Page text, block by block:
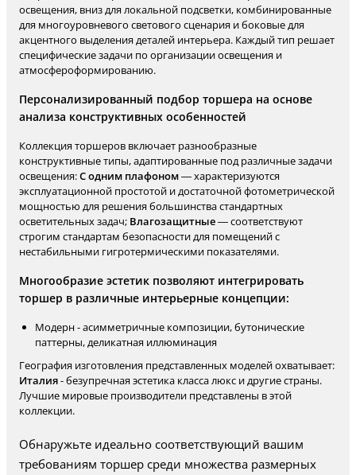
освещения, вниз для локальной подсветки, комбинированные
для многоуровневого светового сценария и боковые для
акцентного выделения деталей интерьера. Каждый тип решает
специфические задачи по организации освещения и
атмосфероформированию.
Персонализированный подбор торшера на основе
анализа конструктивных особенностей
Коллекция торшеров включает разнообразные
конструктивные типы, адаптированные под различные задачи
освещения:С одним плафоном— характеризуются
эксплуатационной простотой и достаточной фотометрической
мощностью для решения большинства стандартных
осветительных задач; Влагозащитные— соответствуют
строгим стандартам безопасности для помещений с
нестабильными гигротермическими показателями.
Многообразие эстетик позволяют интегрировать
торшер в различные интерьерные концепции:
Модерн - асимметричные композиции, бутонические
паттерны, деликатная иллюминация
География изготовления представленных моделей охватывает:
Италия- безупречная эстетика класса люкс и другие страны.
Лучшие мировые производители представлены в этой
коллекции.
Обнаружьте идеально соответствующий вашим
требованиям торшер среди множества размерных